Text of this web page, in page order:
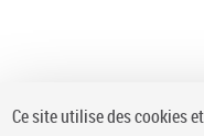
Ce site utilise des cookies